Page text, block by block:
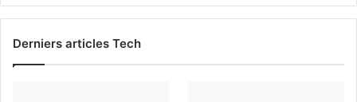
Derniers articles Tech